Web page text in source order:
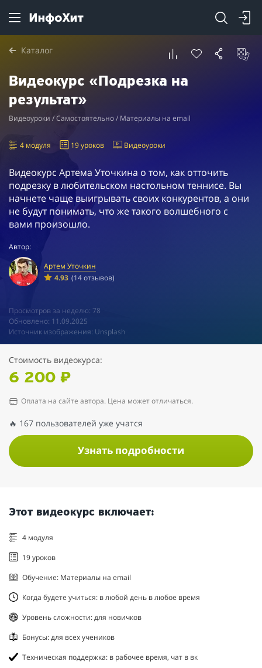
Каталог
Видеокурс «Подрезка на
результат»
Видеоуроки / Самостоятельно / Материалы на email
4 модуля 19 уроков Видеоуроки
Видеокурс Артема Уточкина о том, как отточить
подрезку в любительском настольном теннисе. Вы
начнете чаще выигрывать своих конкурентов, а они
не будут понимать, что же такого волшебного с
вами произошло.
Автор:
Артем Уточкин
4.93 (14 отзывов)
Просмотров за неделю: 78
Обновлено: 11.09.2025
Источник изображения: Unsplash
Стоимость видеокурса:
6 200 ₽
Оплата на сайте автора. Цена может отличаться.
🔥 167 пользователей уже учатся
Узнать подробности
Этот видеокурс включает:
4 модуля
19 уроков
Обучение: Материалы на email
Когда будете учиться: в любой день в любое время
Уровень сложности: для новичков
Бонусы: для всех учеников
Техническая поддержка: в рабочее время, чат в вк